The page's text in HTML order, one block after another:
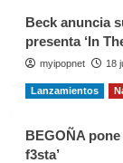
Beck anuncia
presenta ‘In
myipopnet 18
Lanzamientos
BEGOÑA
f3sta’